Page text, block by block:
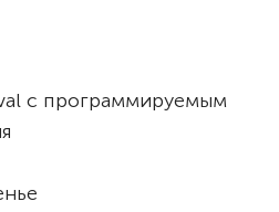
с программируемым